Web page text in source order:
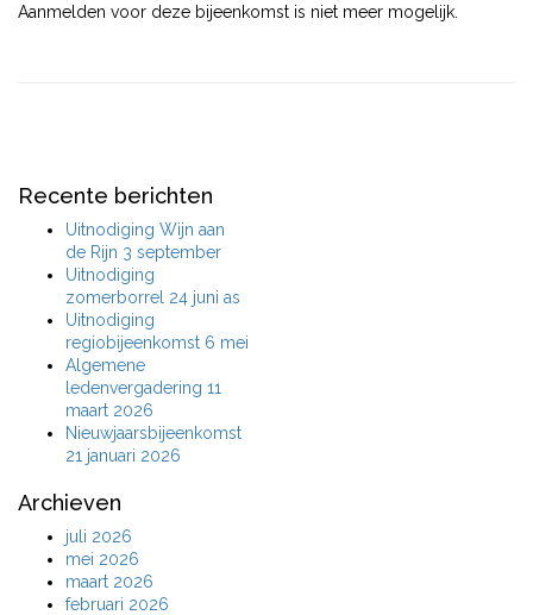
Aanmelden voor deze bijeenkomst is niet meer mogelijk.
Recente berichten
Uitnodiging Wijn aan
de Rijn 3 september
Uitnodiging
zomerborrel 24 juni as
Uitnodiging
regiobijeenkomst 6 mei
Algemene
ledenvergadering 11
maart 2026
Nieuwjaarsbijeenkomst
21 januari 2026
Archieven
juli 2026
mei 2026
maart 2026
februari 2026